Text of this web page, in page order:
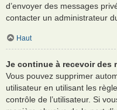
d’envoyer des messages
contacter un administrateur
Haut
Je continue à recevoir des
Vous pouvez supprimer
utilisateur en utilisant les
contrôle de l’utilisateur. Si